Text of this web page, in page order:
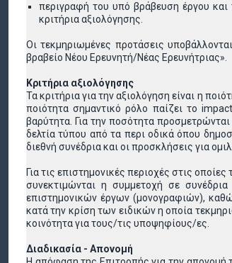
περιγραφή του υπό βράβευση έργου
κριτήρια αξιολόγησης.
Οι τεκμηριωμένες προτάσεις
βραβείο Νέου Ερευνητή/Νέας Ερευνήτριας».
Κριτήρια αξιολόγησης
Τα κριτήρια για την αξιολόγηση είναι η
ποιότητα σημαντικό ρόλο παίζει το
βαρύτητα. Για την ποσότητα
δελτία τύπου από τα περι οδικά όπου
διεθνή συνέδρια και οι προσκλήσεις για
Για τις επιστημονικές περιοχές στις
συνεκτιμώνται η συμμετοχή σε
επιστημονικών έργων (μονογραφιών),
κατά την κρίση των ειδικών η οποία
κοινότητα για τους/τις υποψηφίους/ες.
Διαδικασία - Απονομή